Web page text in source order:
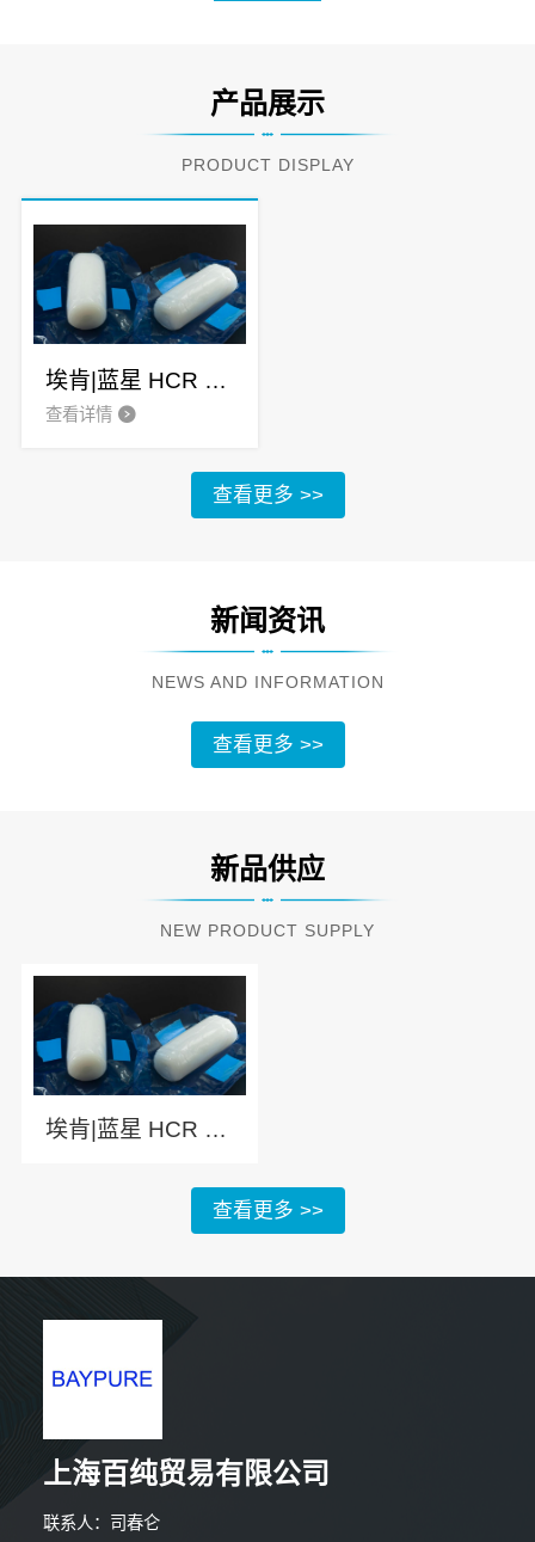
产品展示
PRODUCT DISPLAY
埃肯|蓝星 HCR 9640 高透高抗撕硅胶
查看详情
查看更多 >>
新闻资讯
NEWS AND INFORMATION
查看更多 >>
新品供应
NEW PRODUCT SUPPLY
埃肯|蓝星 HCR 9640 高透高抗撕硅胶
查看更多 >>
上海百纯贸易有限公司
联系人：司春仑